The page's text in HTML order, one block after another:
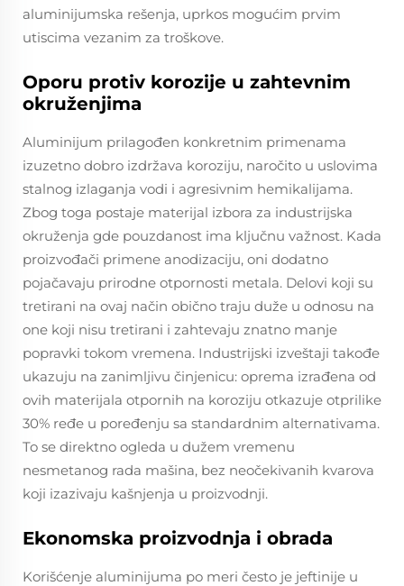
aluminijumska rešenja, uprkos mogućim prvim
utiscima vezanim za troškove.
Oporu protiv korozije u zahtevnim
okruženjima
Aluminijum prilagođen konkretnim primenama
izuzetno dobro izdržava koroziju, naročito u uslovima
stalnog izlaganja vodi i agresivnim hemikalijama.
Zbog toga postaje materijal izbora za industrijska
okruženja gde pouzdanost ima ključnu važnost. Kada
proizvođači primene anodizaciju, oni dodatno
pojačavaju prirodne otpornosti metala. Delovi koji su
tretirani na ovaj način obično traju duže u odnosu na
one koji nisu tretirani i zahtevaju znatno manje
popravki tokom vremena. Industrijski izveštaji takođe
ukazuju na zanimljivu činjenicu: oprema izrađena od
ovih materijala otpornih na koroziju otkazuje otprilike
30% ređe u poređenju sa standardnim alternativama.
To se direktno ogleda u dužem vremenu
nesmetanog rada mašina, bez neočekivanih kvarova
koji izazivaju kašnjenja u proizvodnji.
Ekonomska proizvodnja i obrada
Korišćenje aluminijuma po meri često je jeftinije u